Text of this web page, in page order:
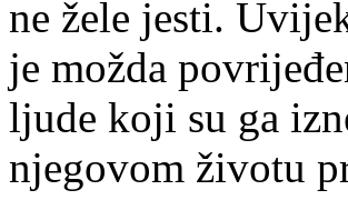
ne žele jesti.
je možda
ljude koji su ga
njegovom životu